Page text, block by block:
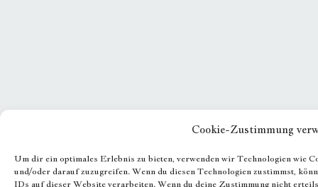
Cookie-Zustimmung
Um dir ein optimales Erlebnis zu bieten, verwenden wir Technologien wie
und/oder darauf zuzugreifen. Wenn du diesen Technologien zustimmst,
IDs auf dieser Website verarbeiten. Wenn du deine Zustimmung nicht